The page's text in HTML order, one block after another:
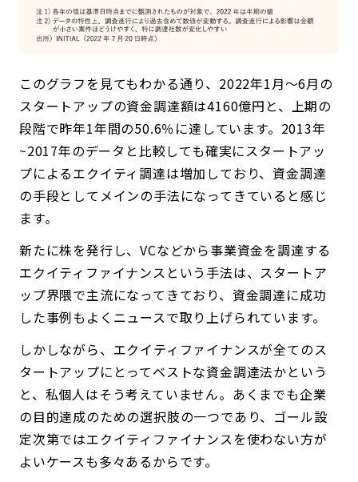
このグラフを見てもわかる通り、2022年1月〜6月の
スタートアップの資金調達額は4160億円と、上期の
段階で昨年1年間の50.6％に達しています。2013年
~2017年のデータと比較しても確実にスタートアッ
プによるエクイティ調達は増加しており、資金調達
の手段としてメインの手法になってきていると感じ
ます。
新たに株を発行し、VCなどから事業資金を調達する
エクイティファイナンスという手法は、スタートア
ップ界隈で主流になってきており、資金調達に成功
した事例もよくニュースで取り上げられています。
しかしながら、エクイティファイナンスが全てのス
タートアップにとってベストな資金調達法かという
と、私個人はそう考えていません。あくまでも企業
の目的達成のための選択肢の一つであり、ゴール設
定次第ではエクイティファイナンスを使わない方が
よいケースも多々あるからです。